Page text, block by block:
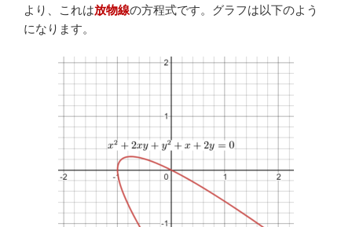
より、これは放物線の方程式です。グラフは以下のよう
になります。